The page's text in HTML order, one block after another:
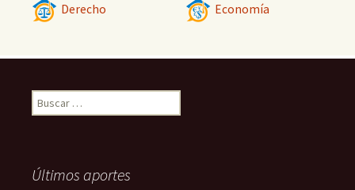
Derecho Economía
Buscar:
Últimos aportes